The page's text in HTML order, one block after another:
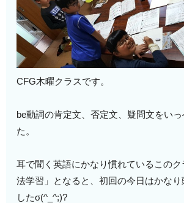
CFG木曜クラスです。
be動詞の肯定文、否定文、疑問文をい
た。
耳で聞く英語にかなり慣れているこの
法学習」となると、初回の今日はかなり
したσ(^_^;)?